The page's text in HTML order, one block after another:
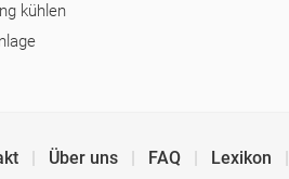
kühlen
Über uns FAQ Lexikon